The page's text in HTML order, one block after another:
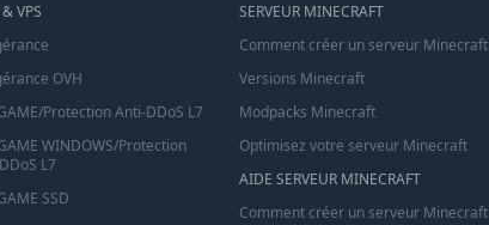
VPS
OVH
Protection Anti-DDoS L7
WINDOWS/Protection
L7
SSD
SERVEUR MINECRAFT
Comment créer un serveur Minecraft
Versions Minecraft
Modpacks Minecraft
Optimisez votre serveur Minecraft
AIDE SERVEUR MINECRAFT
Comment créer un serveur Minecraft